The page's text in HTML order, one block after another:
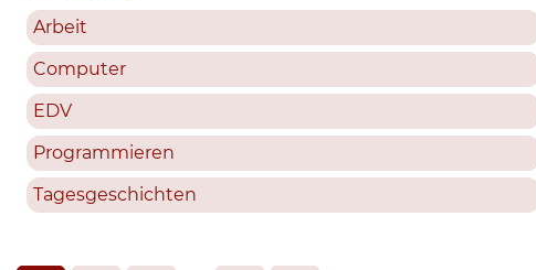
Arbeit
Computer
EDV
Programmieren
Tagesgeschichten